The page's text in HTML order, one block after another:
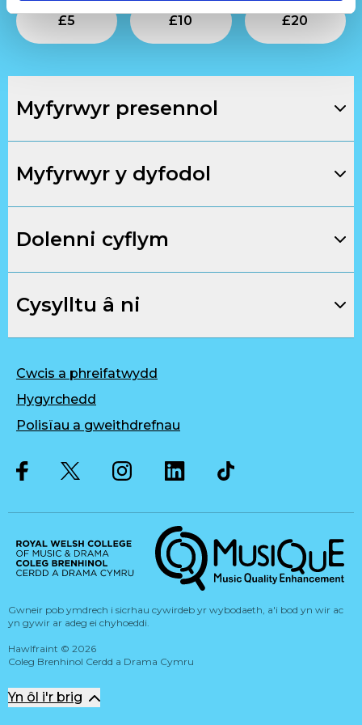
£5
£10
£20
Myfyrwyr presennol
Myfyrwyr y dyfodol
Dolenni cyflym
Cysylltu â ni
Cwcis a phreifatwydd
Hygyrchedd
Polisïau a gweithdrefnau
Musique, Music Quality
Hawlfraint © 2026
Coleg Brenhinol Cerdd a Drama Cymru
Yn ôl i'r brig
Gwneir pob ymdrech i sicrhau cywirdeb yr wybodaeth, a'i bod yn wir ac
yn gywir ar adeg ei chyhoeddi.